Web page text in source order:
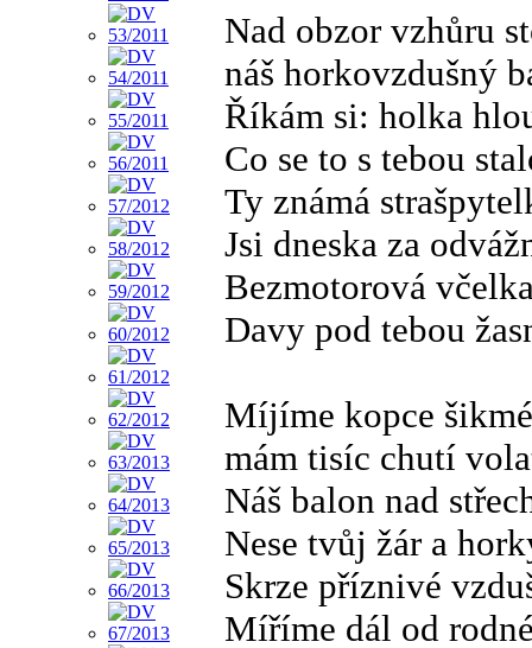
Nad obzor vzhůru
náš horkovzdušný
Říkám si: holka
Co se to s tebou
Ty známá
Jsi dneska za
Bezmotorová
Davy pod tebou
Míjíme kopce
mám tisíc chutí
Náš balon nad
Nese tvůj žár a
Skrze příznivé
Míříme dál od